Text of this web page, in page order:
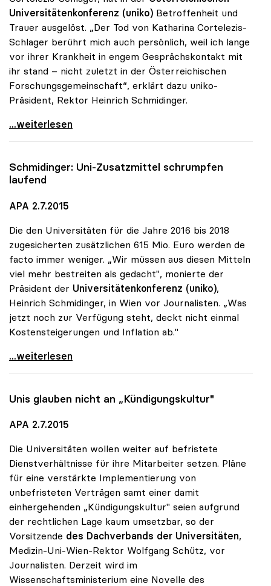
Universitätenkonferenz (uniko) Betroffenheit und
Trauer ausgelöst. „Der Tod von Katharina Cortelezis-
Schlager berührt mich auch persönlich, weil ich lange
vor ihrer Krankheit in engem Gesprächskontakt mit
ihr stand – nicht zuletzt in der Österreichischen
Forschungsgemeinschaft“, erklärt dazu uniko-
Präsident, Rektor Heinrich Schmidinger.
uniko-Präsident zum Tod von Katharina
...weiterlesen
Schmidinger: Uni-Zusatzmittel schrumpfen
laufend
APA 2.7.2015
Die den Universitäten für die Jahre 2016 bis 2018
zugesicherten zusätzlichen 615 Mio. Euro werden de
facto immer weniger. „Wir müssen aus diesen Mitteln
viel mehr bestreiten als gedacht", monierte der
Präsident der Universitätenkonferenz (uniko),
Heinrich Schmidinger, in Wien vor Journalisten. „Was
jetzt noch zur Verfügung steht, deckt nicht einmal
Kostensteigerungen und Inflation ab."
Schmidinger: Uni-Zusatzmittel schrumpfen laufend
...weiterlesen
Unis glauben nicht an „Kündigungskultur"
APA 2.7.2015
Die Universitäten wollen weiter auf befristete
Dienstverhältnisse für ihre Mitarbeiter setzen. Pläne
für eine verstärkte Implementierung von
unbefristeten Verträgen samt einer damit
einhergehenden „Kündigungskultur" seien aufgrund
der rechtlichen Lage kaum umsetzbar, so der
Vorsitzende des Dachverbands der Universitäten,
Medizin-Uni-Wien-Rektor Wolfgang Schütz, vor
Journalisten. Derzeit wird im
Wissenschaftsministerium eine Novelle des